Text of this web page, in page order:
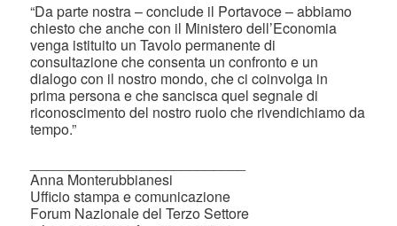
“Da parte nostra – conclude il Portavoce – abbiamo
chiesto che anche con il Ministero dell’Economia
venga istituito un Tavolo permanente di
consultazione che consenta un confronto e un
dialogo con il nostro mondo, che ci coinvolga in
prima persona e che sancisca quel segnale di
riconoscimento del nostro ruolo che rivendichiamo da
tempo.”
Anna Monterubbianesi
Ufficio stampa e comunicazione
Forum Nazionale del Terzo Settore